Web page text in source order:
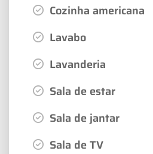
Cozinha americana
Lavabo
Lavanderia
Sala de estar
Sala de jantar
Sala de TV